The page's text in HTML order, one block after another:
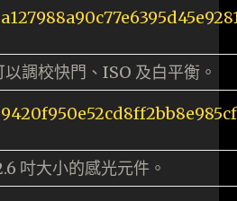
調校快門、ISO 及白平衡。
吋大小的感光元件。